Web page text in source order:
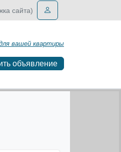
сайта)
вашей квартиры
объявление